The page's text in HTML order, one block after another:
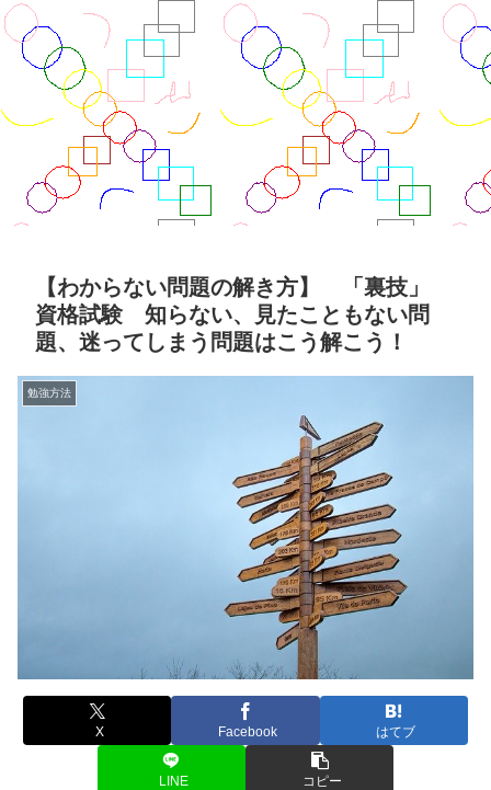
【わからない問題の解き方】 「裏技」
資格試験 知らない、見たこともない問
題、迷ってしまう問題はこう解こう！
勉強方法
X Facebook はてブ
LINE コピー